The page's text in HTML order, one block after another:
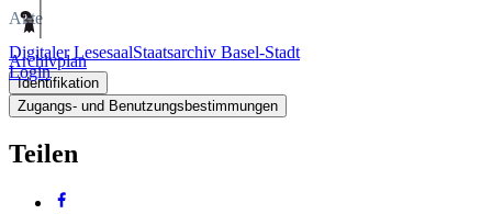
Digitaler LesesaalStaatsarchiv Basel-Stadt
Login
Akte
Archivplan
Identifikation
Zugangs- und Benutzungsbestimmungen
Teilen